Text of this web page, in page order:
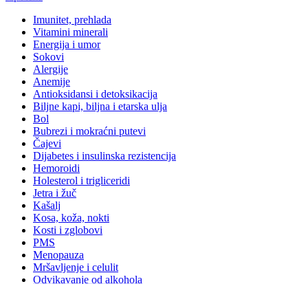
Imunitet, prehlada
Vitamini minerali
Energija i umor
Sokovi
Alergije
Anemije
Antioksidansi i detoksikacija
Biljne kapi, biljna i etarska ulja
Bol
Bubrezi i mokraćni putevi
Čajevi
Dijabetes i insulinska rezistencija
Hemoroidi
Holesterol i trigliceridi
Jetra i žuč
Kašalj
Kosa, koža, nokti
Kosti i zglobovi
PMS
Menopauza
Mršavljenje i celulit
Odvikavanje od alkohola